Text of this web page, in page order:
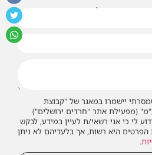
ונחזור אליכם בהקדם
יישמרו במאגר של "קבוצת
(מפעילת אתר "חרדים ירושלים")
לי כי אני רשאי/ת לעיין במידע, לבקש
הפרטים היא רשות, אך בלעדיהם לא ניתן
.